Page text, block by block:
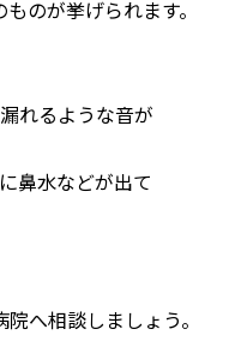
のが挙げられます。
れるような音が
鼻水などが出て
へ相談しましょう。